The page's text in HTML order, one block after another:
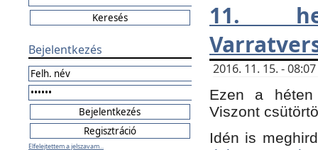
Bejelentkezés
Elfelejtettem a jelszavam...
11.
2016. 11. 15. -
Ezen a héten
Viszont
Idén is